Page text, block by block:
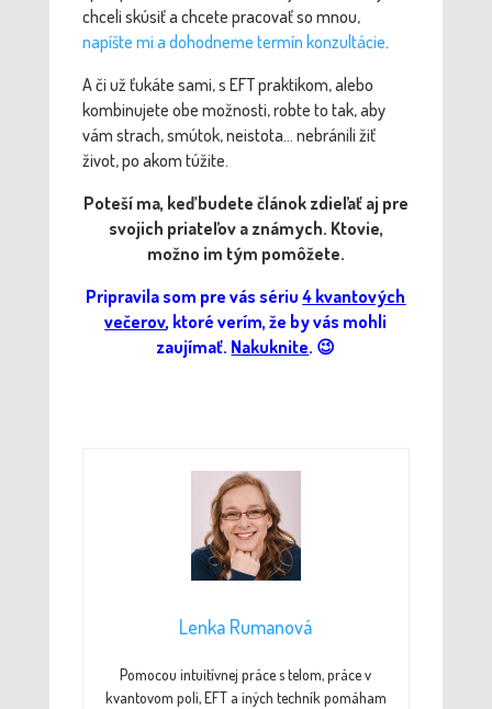
chceli skúsiť a chcete pracovať so mnou,
napíšte mi a dohodneme termín konzultácie.
A či už ťukáte sami, s EFT praktikom, alebo
kombinujete obe možnosti, robte to tak, aby
vám strach, smútok, neistota… nebránili žiť
život, po akom túžite.
Poteší ma, keď budete článok zdieľať aj pre
svojich priateľov a známych. Ktovie,
možno im tým pomôžete.
Pripravila som pre vás sériu4 kvantových
večerov, ktoré verím, že by vás mohli
zaujímať. Nakuknite. 😉
Lenka Rumanová
Pomocou intuitívnej práce s telom, práce v
kvantovom poli, EFT a iných techník pomáham